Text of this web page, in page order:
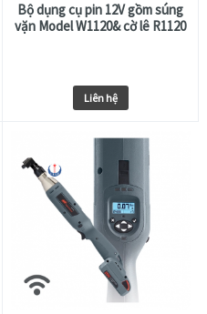
Bộ dụng cụ pin 12V gồm súng
vặn Model W1120& cờ lê R1120
Liên hệ